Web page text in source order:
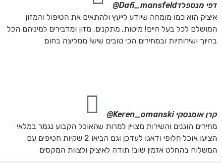
דפי מנספלדDafi_mansfeld@
איציק הוא כמו מומחה שיודע לייעץ ולהתאים את הטיפול והמזון
המושלם לכל בעל חיים! מיטות, מתקנים, מזון ומדבירים למיניהם הכל
בחיוך ושירותיות ובמחירים הכי טובים שיש! ממליצה בחום
קרן אומנסקיKeren_omanski@
מחירים הוגנים והשירות מצויין למרות שהאוכל הקבוע נגמר במלאי
הציעו אוכל חלופי ודאגו לעדכן וגם הביאו 2 שקיות חטיפים עם
המשלוח בהחלט אזמין שוב! תודה לאיציק ולצוות המקסים